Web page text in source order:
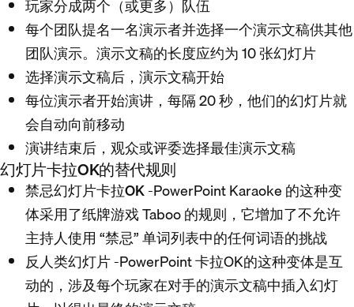
玩家分成两个（或更多）队伍
每个团队提名一名演示者并选择一个演示文稿供其他
团队演示。演示文稿的长度应约为 10 张幻灯片
选择演示文稿后，演示文稿开始
每位演示者开始演讲，每隔 20 秒，他们的幻灯片就
会自动向前移动
演讲结束后，观众或评委选择最佳演示文稿
幻灯片卡拉OK的替代规则
禁忌幻灯片卡拉OK-PowerPoint Karaoke 的这种变
体采用了纸牌游戏 Taboo 的规则，它增加了不允许
主持人使用 “禁忌” 单词列表中的任何词语的挑战
反人类幻灯片-PowerPoint 卡拉OK的这种变体是互
动的，涉及每个玩家在对手的演示文稿中插入幻灯